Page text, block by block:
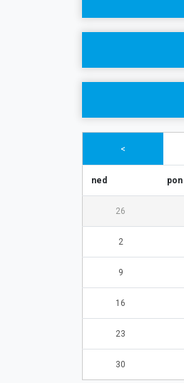
<
ned pon
26
2
9
16
23
30